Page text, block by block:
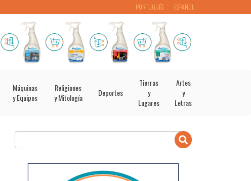
PORTUGUÊS ESPAÑOL
Máquinas
y Equipos
Religiones
y Mitología
Deportes
Tierras
y
Lugares
Artes
y
Letras